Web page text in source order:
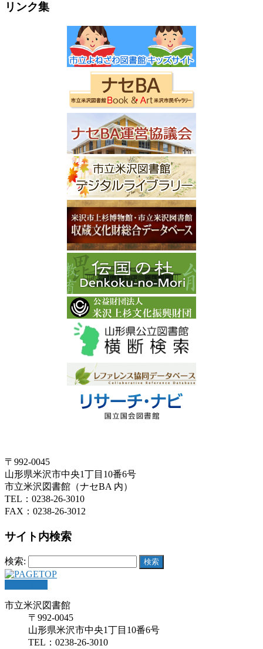
リンク集
〒992-0045
山形県米沢市中央1丁目10番6号
市立米沢図書館（ナセBA 内）
TEL：0238-26-3010
FAX：0238-26-3012
サイト内検索
検索:
市立米沢図書館
〒992-0045
山形県米沢市中央1丁目10番6号
TEL：0238-26-3010